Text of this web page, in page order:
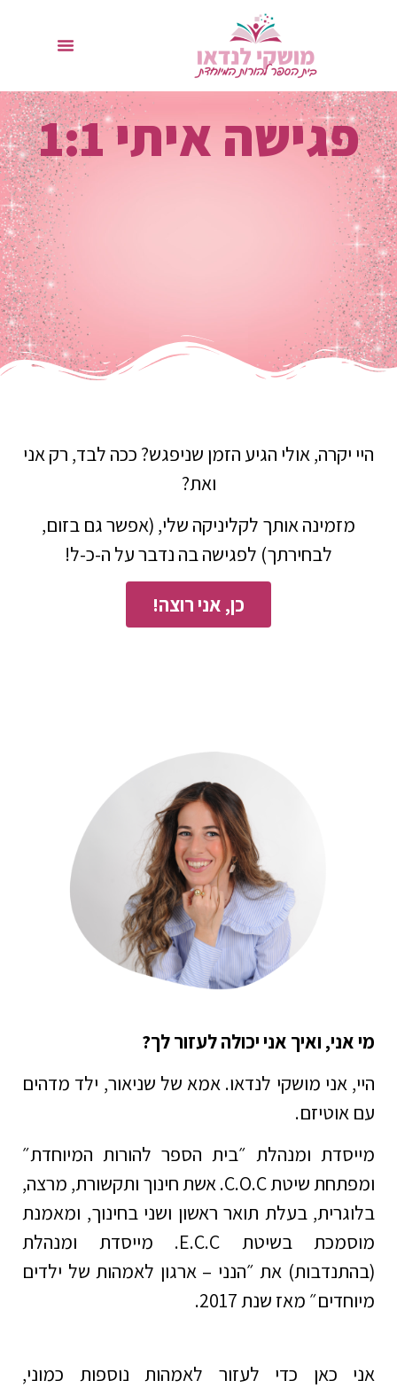
פגישה איתי 1:1
היי יקרה, אולי הגיע הזמן שניפגש? ככה לבד, רק אני
ואת?
מזמינה אותך לקליניקה שלי, (אפשר גם בזום,
לבחירתך) לפגישה בה נדבר על ה-כ-ל!
כן, אני רוצה!
מי אני, ואיך אני יכולה לעזור לך?
היי, אני מושקי לנדאו. אמא של שניאור, ילד מדהים
עם אוטיזם.
מייסדת ומנהלת ״בית הספר להורות המיוחדת״
ומפתחת שיטת C.O.C. אשת חינוך ותקשורת, מרצה,
בלוגרית, בעלת תואר ראשון ושני בחינוך, ומאמנת
מוסמכת בשיטת E.C.C. מייסדת ומנהלת
(בהתנדבות) את ״הנני – ארגון לאמהות של ילדים
מיוחדים״ מאז שנת 2017.
אני כאן כדי לעזור לאמהות נוספות כמוני,